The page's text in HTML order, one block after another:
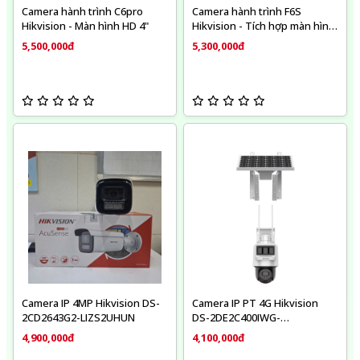
Camera hành trình C6pro
Hikvision - Màn hình HD 4"
5,500,000đ
Camera hành trình F6S
Hikvision - Tích hợp màn hình
cảm ứng IPS 2 inch
5,300,000đ
Camera IP 4MP Hikvision DS-
2CD2643G2-LIZS2UHUN
4,900,000đ
Camera IP PT 4G Hikvision
DS-2DE2C400IWG-
K/4G/C05S10
4,100,000đ